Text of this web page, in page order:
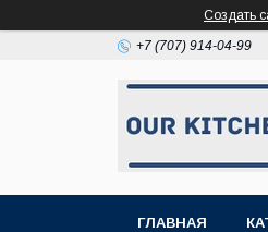
Создать
+7 (707) 914-04-99
ГЛАВНАЯ